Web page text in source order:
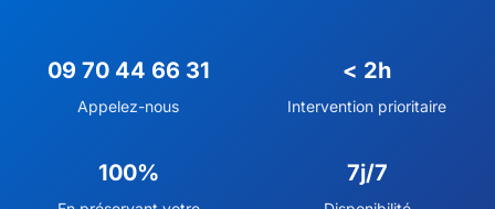
09 70 44 66 31
Appelez-nous
< 2h
Intervention prioritaire
100% 7j/7